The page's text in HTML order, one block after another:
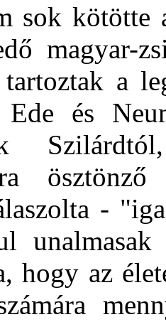
sok kötötte
magyar-
a
és
-
hogy az